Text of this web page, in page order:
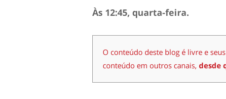
Às 12:45, quarta-feira.
O conteúdo deste blog é livre e
conteúdo em outros canais, desde